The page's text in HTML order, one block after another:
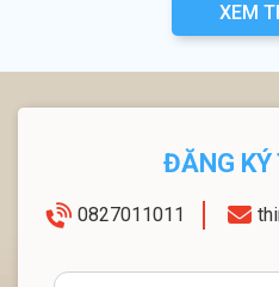
XEM
ĐĂNG KÝ
0827011011